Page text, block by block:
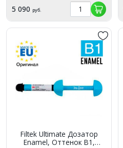
5 090 руб.
Filtek Ultimate Дозатор
Enamel, Оттенок B1,